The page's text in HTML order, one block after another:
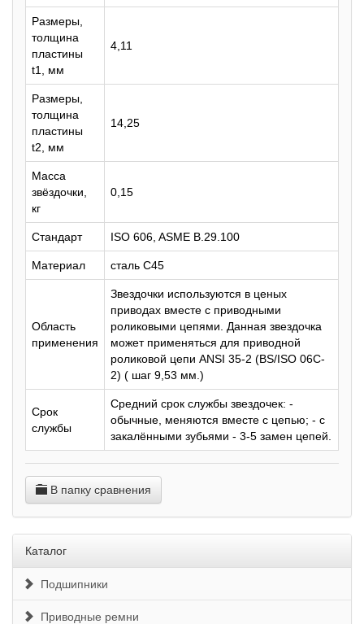
Размеры,
толщина
пластины
t1, мм
4,11
Размеры,
толщина
пластины
t2, мм
14,25
Масса
звёздочки,
кг
0,15
Стандарт ISO 606, ASME B.29.100
Материал сталь C45
Область
применения
Звездочки используются в ценых
приводах вместе с приводными
роликовыми цепями. Данная звездочка
может применяться для приводной
роликовой цепи ANSI 35-2 (BS/ISO 06C-
2) ( шаг 9,53 мм.)
Срок
службы
Средний срок службы звездочек: -
обычные, меняются вместе с цепью; - с
закалёнными зубьями - 3-5 замен цепей.
В папку сравнения
Каталог
Подшипники
Приводные ремни